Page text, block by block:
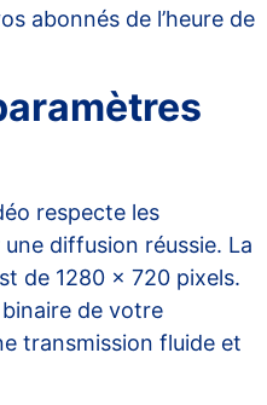
abonnés de l’heure de
respecte les
diffusion réussie. La
de 1280 x 720 pixels.
de votre
transmission fluide et